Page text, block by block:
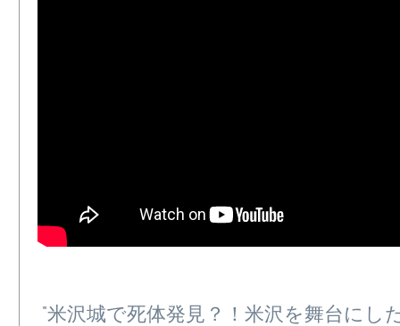
"米沢城で死体発見？！米沢を舞台にし